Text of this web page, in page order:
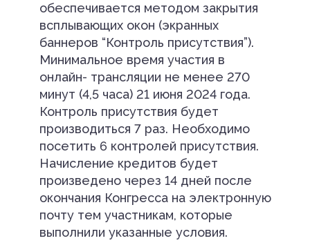
обеспечивается методом закрытия
всплывающих окон (экранных
баннеров “Контроль присутствия”).
Минимальное время участия в
онлайн- трансляции не менее 270
минут (4,5 часа) 21 июня 2024 года.
Контроль присутствия будет
производиться 7 раз. Необходимо
посетить 6 контролей присутствия.
Начисление кредитов будет
произведено через 14 дней после
окончания Конгресса на электронную
почту тем участникам, которые
выполнили указанные условия.